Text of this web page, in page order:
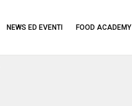
NEWS ED EVENTI FOOD ACADEMY